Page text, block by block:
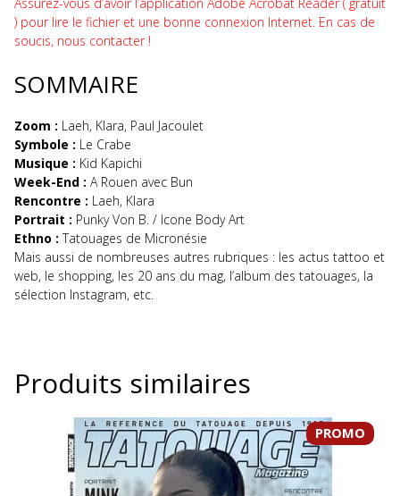
Assurez-vous d’avoir l’application Adobe Acrobat Reader ( gratuit
) pour lire le fichier et une bonne connexion Internet. En cas de
soucis, nous contacter !
SOMMAIRE
Zoom : Laeh, Klara, Paul Jacoulet
Symbole : Le Crabe
Musique : Kid Kapichi
Week-End : A Rouen avec Bun
Rencontre : Laeh, Klara
Portrait : Punky Von B. / Icone Body Art
Ethno : Tatouages de Micronésie
Mais aussi de nombreuses autres rubriques : les actus tattoo et
web, le shopping, les 20 ans du mag, l’album des tatouages, la
sélection Instagram, etc.
Produits similaires
PROMO